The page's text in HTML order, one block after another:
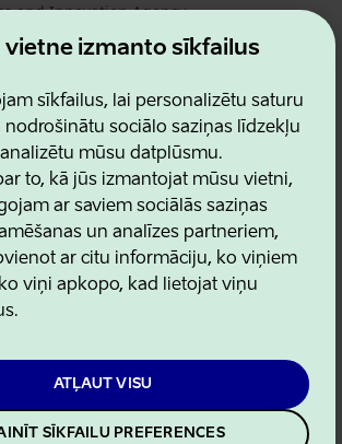
vietne izmanto sīkfailus
sīkfailus, lai personalizētu saturu
nodrošinātu sociālo saziņas līdzekļu
mūsu datplūsmu.
to, kā jūs izmantojat mūsu vietni,
ar saviem sociālās saziņas
un analīzes partneriem,
ar citu informāciju, ko viņiem
viņi apkopo, kad lietojat viņu
ATĻAUT VISU
SĪKFAILU PREFERENCES
and Innovation Agency
politika